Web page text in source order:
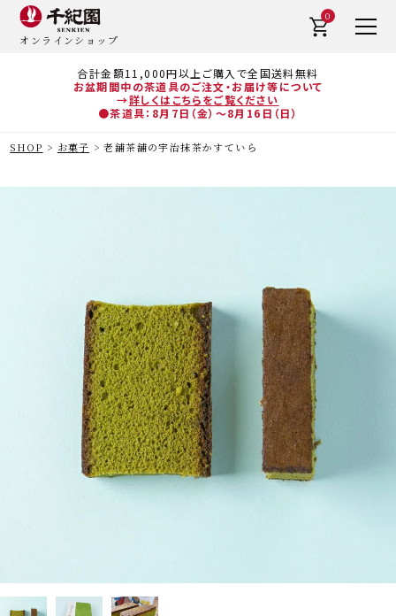
合計金額11,000円以上ご購入で全国送料無料
お盆期間中の茶道具のご注文・お届け等について
→詳しくはこちらをご覧ください
●茶道具：8月7日（金）～8月16日（日）
オンラインショップ
0
SHOP お菓子 老舗茶舗の宇治抹茶かすていら